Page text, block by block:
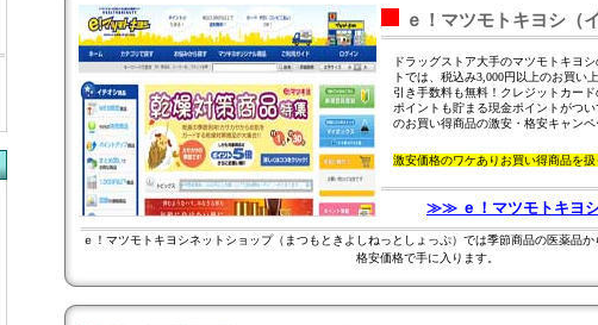
ｅ！マツモトキヨシ（
ドラッグストア大手のマツモトキヨ
トでは、税込み3,000円以上のお買い
引き手数料も無料！クレジットカー
ポイントも貯まる現金ポイントがつ
のお買い得商品の激安・格安キャンペ
激安価格のワケありお買い得商品を扱
≫≫ ｅ！マツモトキヨ
ｅ！マツモトキヨシネットショップ（まつもときよしねっとしょっぷ）では季節商品の医薬品
格安価格で手に入ります。